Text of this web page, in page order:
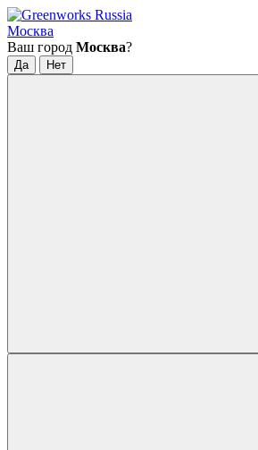
Москва
Ваш город Москва?